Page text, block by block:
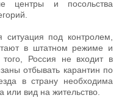
центры и посольства
ситуация под контролем,
в штатном режиме и
того, Россия не входит в
отбывать карантин по
в страну необходима
или вид на жительство.